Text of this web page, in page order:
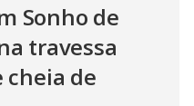
Sonho de
travessa
cheia de